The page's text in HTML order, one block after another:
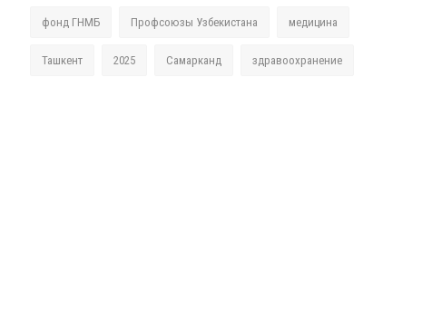
фонд ГНМБ Профсоюзы Узбекистана медицина
Ташкент 2025 Самарканд здравоохранение